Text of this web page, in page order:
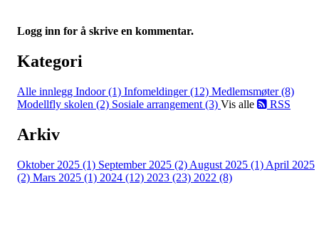
Logg inn for å skrive en kommentar.
Kategori
Alle innlegg Indoor (1) Infomeldinger (12) Medlemsmøter (8)
Modellfly skolen (2) Sosiale arrangement (3) Vis alle RSS
Arkiv
Oktober 2025 (1) September 2025 (2) August 2025 (1) April 2025
(2) Mars 2025 (1) 2024 (12) 2023 (23) 2022 (8)